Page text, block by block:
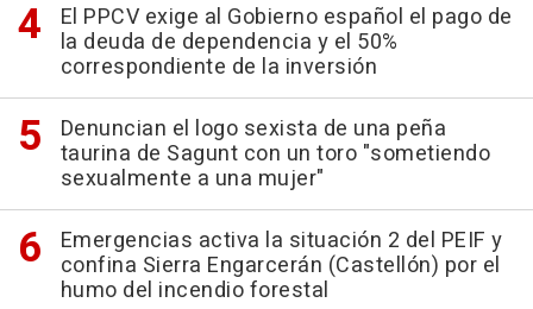
El PPCV exige al Gobierno español el pago de
la deuda de dependencia y el 50%
correspondiente de la inversión
Denuncian el logo sexista de una peña
taurina de Sagunt con un toro "sometiendo
sexualmente a una mujer"
Emergencias activa la situación 2 del PEIF y
confina Sierra Engarcerán (Castellón) por el
humo del incendio forestal